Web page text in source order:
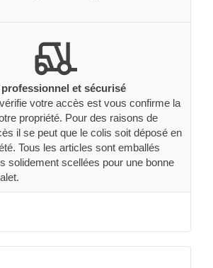
et sécurisé
votre accès est vous confirme la
propriété. Pour des raisons de
il se peut que le colis soit déposé en
Tous les articles sont emballés
solidement scellées pour une bonne